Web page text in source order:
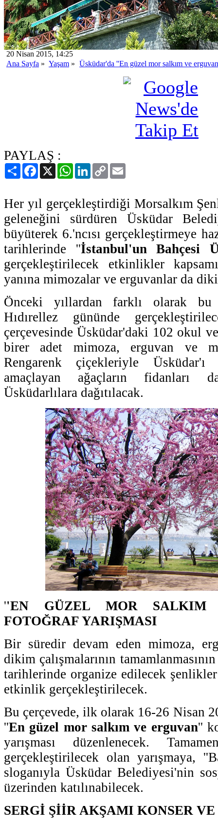
20 Nisan 2015, 14:25
Ana Sayfa » Yaşam » Üsküdar'da ''En güzel mor salkım ve
PAYLAŞ :
PaylaşFacebook
X WhatsAppLinkedIn
Copy
Link
Her yıl gerçekleştirdiği Morsalkım
geleneğini sürdüren Üsküdar
büyüterek 6.'ncısı gerçekleştirmeye
tarihlerinde ''İstanbul'un Bahçesi
gerçekleştirilecek etkinlikler
yanına mimozalar ve erguvanlar da
Önceki yıllardan farklı olarak bu
Hıdırellez gününde
çerçevesinde Üsküdar'daki 102 okul
birer adet mimoza, erguvan ve
Rengarenk çiçekleriyle
amaçlayan ağaçların fidanları
Üsküdarlılara dağıtılacak.
''EN GÜZEL MOR SALKIM
FOTOĞRAF YARIŞMASI
Bir süredir devam eden mimoza,
dikim çalışmalarının
tarihlerinde organize edilecek
etkinlik gerçekleştirilecek.
Bu çerçevede, ilk olarak 16-26 Nisan
''En güzel mor salkım ve erguvan''
yarışması düzenlenecek.
gerçekleştirilecek olan yarışmaya,
sloganıyla Üsküdar Belediyesi'nin
üzerinden katılınabilecek.
SERGİ ŞİİR AKŞAMI KONSER